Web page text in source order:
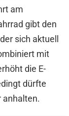
am
gibt den
sich aktuell
mit
die E-
dürfte
anhalten.